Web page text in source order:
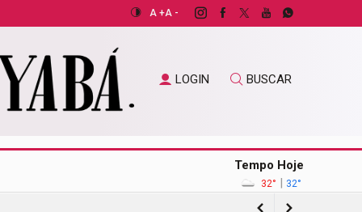
A +A -
LOGIN BUSCAR
Tempo Hoje
32° | 32°